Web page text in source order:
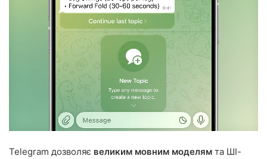
Telegram дозволяє великим мовним моделям та ШІ-